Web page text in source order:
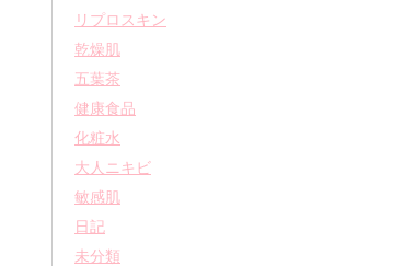
リプロスキン
乾燥肌
五葉茶
健康食品
化粧水
大人ニキビ
敏感肌
日記
未分類